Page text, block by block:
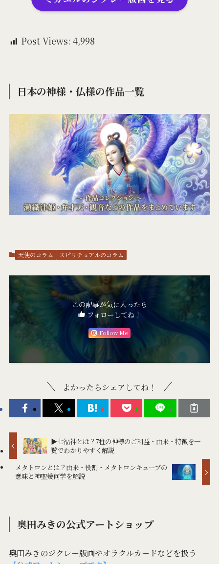
Post Views: 4,998
日本の神様・仏様の作品一覧
天使のコラム スピリチュアルのコラム
この記事が気に入ったら
フォローしてね！
Follow Me
よかったらシェアしてね！
▶七福神とは？7柱の神様のご利益・由来・特徴を一
覧でわかりやすく解説
メタトロンとは？由来・役割・メタトロンキューブの
意味と神聖幾何学を解説
奥田みきの公式アートショップ
奥田みきのジクレー版画やオラクルカードなどを扱う